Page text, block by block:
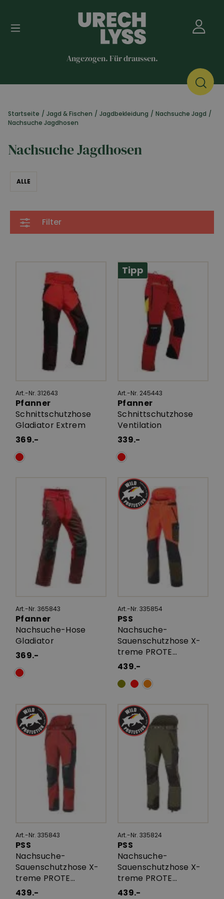
Angezogen. Für draussen.
Startseite / Jagd & Fischen / Jagdbekleidung / Nachsuche Jagd /
Nachsuche Jagdhosen
Nachsuche Jagdhosen
ALLE
Filter
Art.-Nr. 312643
Pfanner
Schnittschutzhose
Gladiator Extrem
369.-
Tipp
Art.-Nr. 245443
Pfanner
Schnittschutzhose
Ventilation
339.-
Art.-Nr. 365843
Pfanner
Nachsuche-Hose
Gladiator
369.-
Art.-Nr. 335854
PSS
Nachsuche-
Sauenschutzhose X-
treme PROTE...
439.-
Art.-Nr. 335843
PSS
Nachsuche-
Sauenschutzhose X-
treme PROTE...
439.-
Art.-Nr. 335824
PSS
Nachsuche-
Sauenschutzhose X-
treme PROTE...
439.-